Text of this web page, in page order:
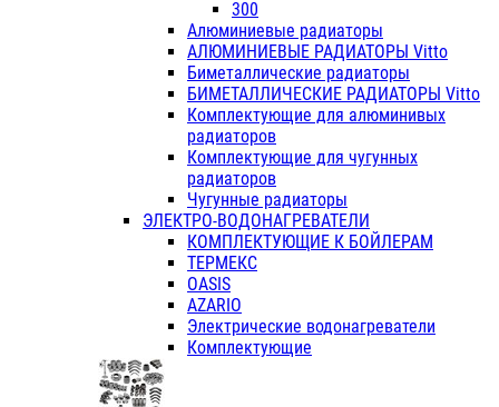
300
Алюминиевые радиаторы
АЛЮМИНИЕВЫЕ РАДИАТОРЫ Vitto
Биметаллические радиаторы
БИМЕТАЛЛИЧЕСКИЕ РАДИАТОРЫ Vitto
Комплектующие для алюминивых
радиаторов
Комплектующие для чугунных
радиаторов
Чугунные радиаторы
ЭЛЕКТРО-ВОДОНАГРЕВАТЕЛИ
КОМПЛЕКТУЮЩИЕ К БОЙЛЕРАМ
ТЕРМЕКС
OASIS
AZARIO
Электрические водонагреватели
Комплектующие